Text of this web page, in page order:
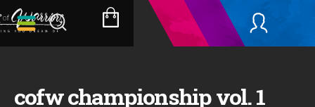
Přejít
na
obsah
NÁKUPNÍ
KOŠÍK
cofw championship vol. 1